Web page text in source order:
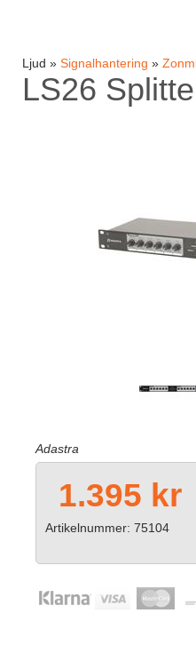
Ljud » Signalhantering »
LS26
Adastra
1.395 kr
Artikelnummer: 75104